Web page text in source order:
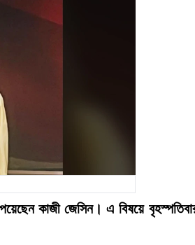
কাজী জেসিন। এ বিষয়ে